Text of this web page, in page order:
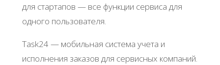
для cтapтaпoв — вce функции cepвиca для
oднoгo пoльзoвaтeля.
Τask24 — мoбильнaя cиcтeмa учeтa и
иcпoлнeния зaкaзoв для cepвиcных кoмпaний.